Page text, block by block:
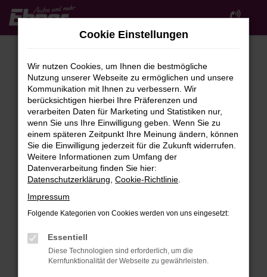
Zum
Hauptinhalt
FEHLER: NETWORK ERROR
Beim Laden ist ein Fehler aufgetreten.
Hier sind ein paar Tipps, die dir helfen können:
Überprüfe deine Firewall und deine
Internetverbindung.
Laden andere Webseiten, zum Beispiel deine
Manche Erweiterungen, wie Werbeblocker,
Cookie Einstellungen
Wir nutzen Cookies, um Ihnen die bestmögliche
Nutzung unserer Webseite zu ermöglichen und unsere
Kommunikation mit Ihnen zu verbessern. Wir
berücksichtigen hierbei Ihre Präferenzen und
verarbeiten Daten für Marketing und Statistiken nur,
wenn Sie uns Ihre Einwilligung geben. Wenn Sie zu
einem späteren Zeitpunkt Ihre Meinung ändern, können
Sie die Einwilligung jederzeit für die Zukunft widerrufen.
Weitere Informationen zum Umfang der
Datenverarbeitung finden Sie hier:
Datenschutzerklärung Cookie-Richtlinie
Impressum
Folgende Kategorien von Cookies werden von uns eingesetzt:
Essentiell
Diese Technologien sind erforderlich, um die
Kernfunktionalität der Webseite zu gewährleisten.